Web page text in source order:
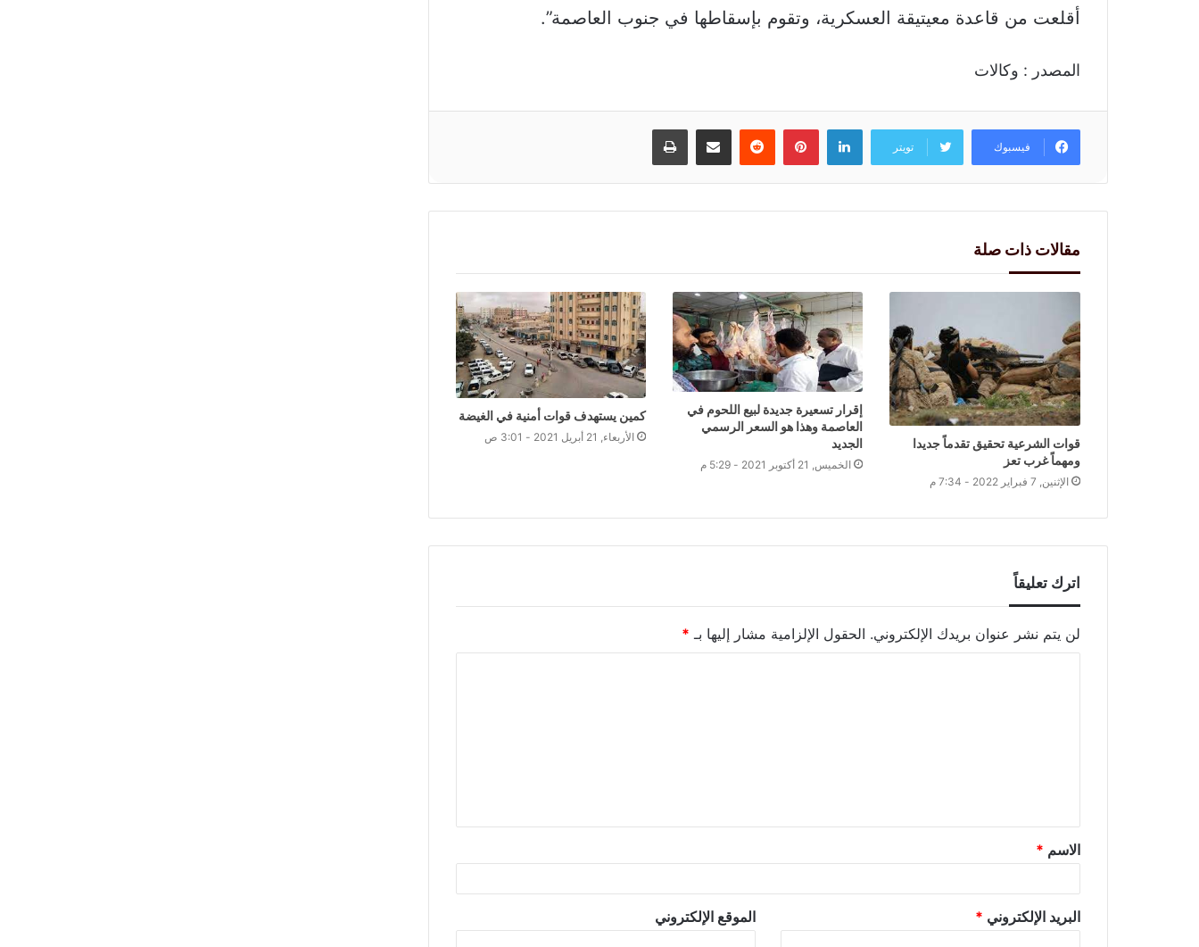
أقلعت من قاعدة معيتيقة العسكرية، وتقوم بإسقاطها في جنوب العاصمة”.
المصدر : وكالات
فيسبوك تويتر
لينكدإنبينتيريست
‏Reddit مشاركة عبر البريد طباعة
مقالات ذات صلة
قوات الشرعية تحقيق تقدماً جديدا
ومهماً غرب تعز
الإثنين, 7 فبراير 2022 - 7:34 م
إقرار تسعيرة جديدة لبيع اللحوم في
العاصمة وهذا هو السعر الرسمي
الجديد
الخميس, 21 أكتوبر 2021 - 5:29 م
كمين يستهدف قوات أمنية في الغيضة
الأربعاء, 21 أبريل 2021 - 3:01 ص
اترك تعليقاً
لن يتم نشر عنوان بريدك الإلكتروني. الحقول الإلزامية مشار إليها بـ *
الاسم *
البريد الإلكتروني * الموقع الإلكتروني